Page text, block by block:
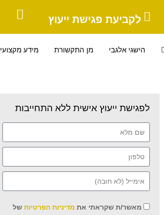
לקביעת פגישת ייעוץ
הישגי אלגבי מן התקשורת מידע מקצועי
לפגישת ייעוץ אישית ללא התחייבות
מאשר/ת שקראתי את מדיניות הפרטיות של